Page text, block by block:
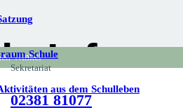
Winkel
Sekretariat
02381 81077
Schule
aus dem Schulleben